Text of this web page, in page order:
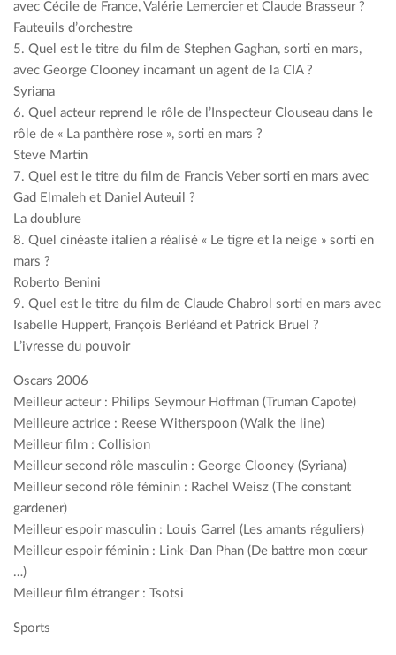
avec Cécile de France, Valérie Lemercier et Claude Brasseur ?
Fauteuils d’orchestre
5. Quel est le titre du film de Stephen Gaghan, sorti en mars,
avec George Clooney incarnant un agent de la CIA ?
Syriana
6. Quel acteur reprend le rôle de l’Inspecteur Clouseau dans le
rôle de « La panthère rose », sorti en mars ?
Steve Martin
7. Quel est le titre du film de Francis Veber sorti en mars avec
Gad Elmaleh et Daniel Auteuil ?
La doublure
8. Quel cinéaste italien a réalisé « Le tigre et la neige » sorti en
mars ?
Roberto Benini
9. Quel est le titre du film de Claude Chabrol sorti en mars avec
Isabelle Huppert, François Berléand et Patrick Bruel ?
L’ivresse du pouvoir
Oscars 2006
Meilleur acteur : Philips Seymour Hoffman (Truman Capote)
Meilleure actrice : Reese Witherspoon (Walk the line)
Meilleur film : Collision
Meilleur second rôle masculin : George Clooney (Syriana)
Meilleur second rôle féminin : Rachel Weisz (The constant
gardener)
Meilleur espoir masculin : Louis Garrel (Les amants réguliers)
Meilleur espoir féminin : Link-Dan Phan (De battre mon cœur
…)
Meilleur film étranger : Tsotsi
Sports